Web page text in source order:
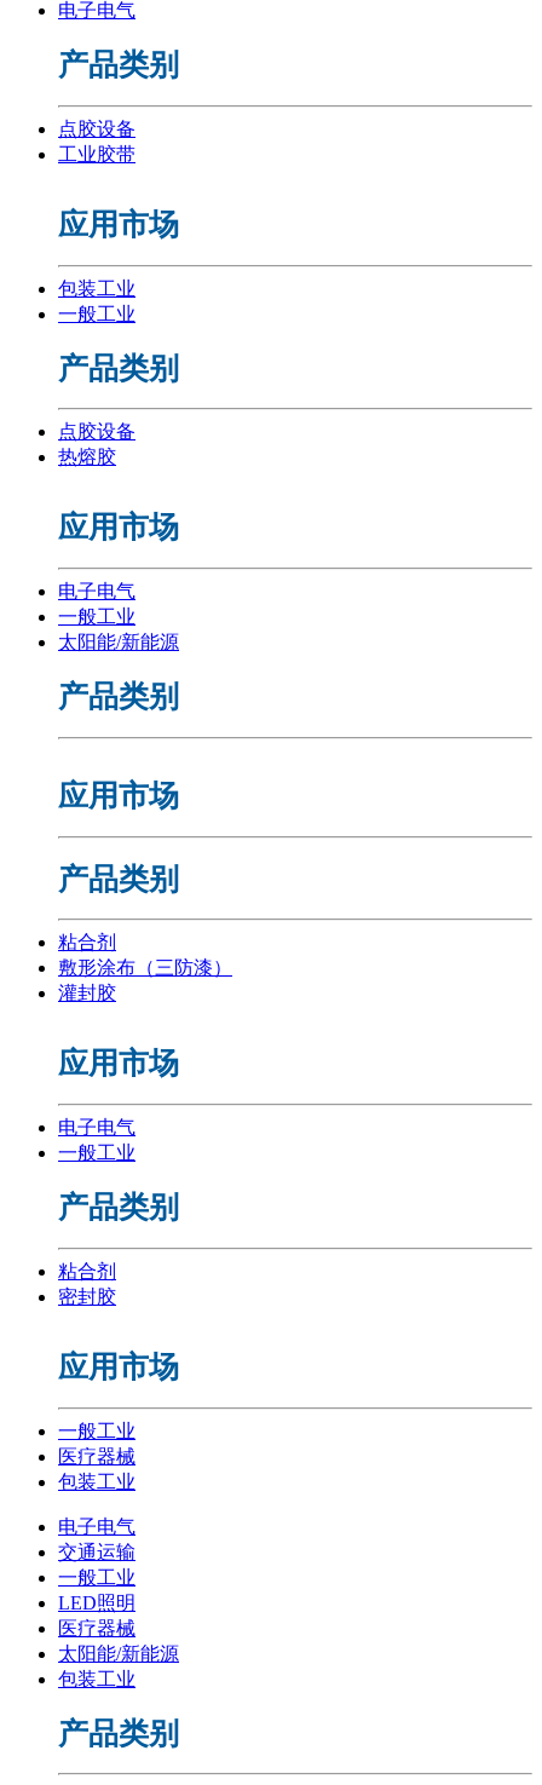
电子电气
产品类别
点胶设备
工业胶带
应用市场
包装工业
一般工业
产品类别
点胶设备
热熔胶
应用市场
电子电气
一般工业
太阳能/新能源
产品类别
应用市场
产品类别
粘合剂
敷形涂布（三防漆）
灌封胶
应用市场
电子电气
一般工业
产品类别
粘合剂
密封胶
应用市场
一般工业
医疗器械
包装工业
电子电气
交通运输
一般工业
LED照明
医疗器械
太阳能/新能源
包装工业
产品类别